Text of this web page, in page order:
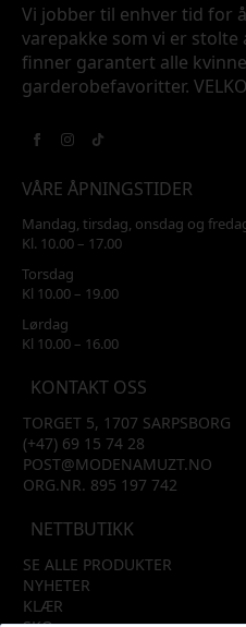
Vi jobber til enhver tid for
varepakke som vi er stolte
finner garantert alle
garderobefavoritter.
VÅRE ÅPNINGSTIDER
Mandag, tirsdag, onsdag og
Kl. 10.00 – 17.00
Torsdag
Kl 10.00 – 19.00
Lørdag
Kl 10.00 – 16.00
KONTAKT OSS
TORGET 5, 1707 SARPSBORG
(+47) 69 15 74 28
POST@MODENAMUZT.NO
ORG.NR. 895 197 742
NETTBUTIKK
SE ALLE PRODUKTER
NYHETER
KLÆR